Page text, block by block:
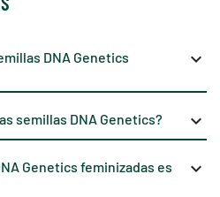
DNA Genetics
keyboard_arrow_down
semillas DNA Genetics? keyboard_arrow_down
Genetics feminizadas es
keyboard_arrow_down